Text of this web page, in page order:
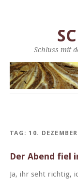
Schluss mit
TAG:10.
Der Abend fiel
Ja, ihr seht richtig,